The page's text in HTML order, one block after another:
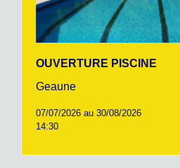
OUVERTURE PISCINE
Geaune
07/07/2026 au 30/08/2026
14:30